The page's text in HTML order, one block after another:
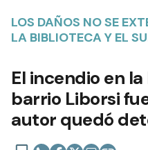
LOS DAÑOS NO SE
LA BIBLIOTECA Y EL
El incendio en la
barrio Liborsi
autor quedó